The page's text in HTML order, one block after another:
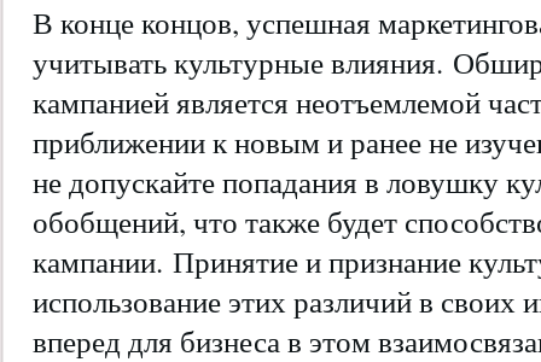
В конце концов, успешная
учитывать культурные влияния.
кампанией является неотъемлемой
приближении к новым и ранее не
не допускайте попадания в ловушку
обобщений, что также будет
кампании. Принятие и признание
использование этих различий в своих
вперед для бизнеса в этом